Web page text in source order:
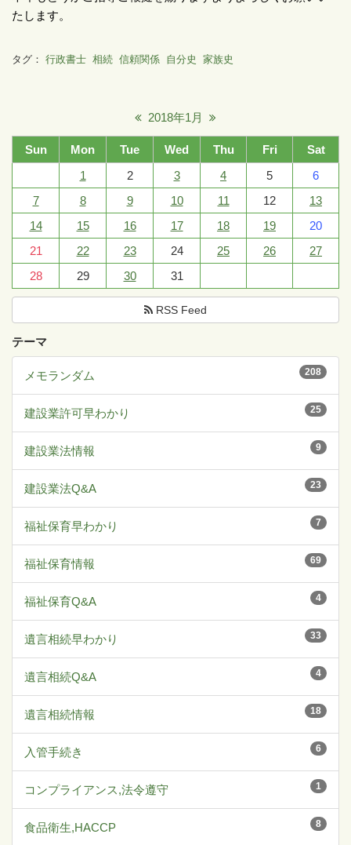
2018年1月
Sun Mon Tue Wed Thu Fri
Sat
1
2 3 4 5
6
7
8 9 10 11 12
13
14
15 16 17 18 19
20
21
22 23 24 25 26
27
28
29 30 31
RSS Feed
テーマ
208
メモランダム
25
建設業許可早わかり
9
建設業法情報
23
建設業法Q&A
7
福祉保育早わかり
69
福祉保育情報
4
福祉保育Q&A
33
遺言相続早わかり
4
遺言相続Q&A
18
遺言相続情報
6
入管手続き
1
コンプライアンス,法令遵守
8
食品衛生,HACCP
たします。
タグ： 行政書士 相続 信頼関係 自分史 家族史